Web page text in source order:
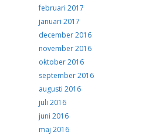
februari 2017
januari 2017
december 2016
november 2016
oktober 2016
september 2016
augusti 2016
juli 2016
juni 2016
maj 2016